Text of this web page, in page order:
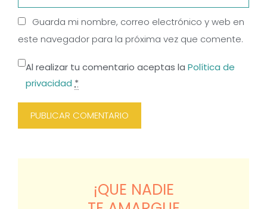
Guarda mi nombre, correo electrónico y web en
este navegador para la próxima vez que comente.
Al realizar tu comentario aceptas la Política de
privacidad *
¡QUE NADIE